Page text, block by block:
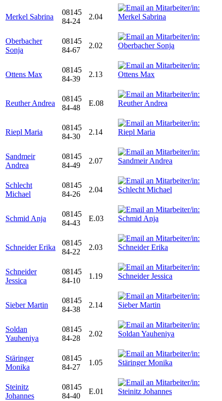
Merkel Sabrina
08145
84-24
2.04
Oberbacher
Sonja
08145
84-67
2.02
Ottens Max
08145
84-39
2.13
Reuther Andrea
08145
84-48
E.08
Riepl Maria
08145
84-30
2.14
Sandmeir
Andrea
08145
84-49
2.07
Schlecht
Michael
08145
84-26
2.04
Schmid Anja
08145
84-43
E.03
Schneider Erika
08145
84-22
2.03
Schneider
Jessica
08145
84-10
1.19
Sieber Martin
08145
84-38
2.14
Soldan
Yauheniya
08145
84-28
2.02
Stäringer
Monika
08145
84-27
1.05
Steinitz
Johannes
08145
84-40
E.01